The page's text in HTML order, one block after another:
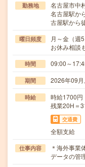
勤務地
名古屋市中
名古屋駅か
古屋駅から
曜日頻度
月～金（
お休み相談
時間 09:00～
期間 2026年09
時給
時給1700
残業20H＝
交通費
全額支給
仕事内容
＊海外事業
データの管